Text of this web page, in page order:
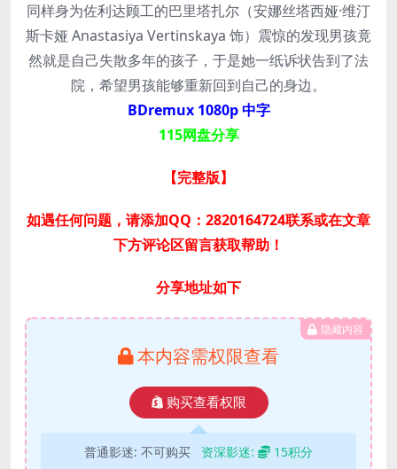
同样身为佐利达顾工的巴里塔扎尔（安娜丝塔西娅·维汀
斯卡娅 Anastasiya Vertinskaya 饰）震惊的发现男孩竟
然就是自己失散多年的孩子，于是她一纸诉状告到了法
院，希望男孩能够重新回到自己的身边。
BDremux 1080p 中字
115网盘分享
【完整版】
如遇任何问题，请添加QQ：2820164724联系或在文章
下方评论区留言获取帮助！
分享地址如下
隐藏内容
本内容需权限查看
购买查看权限
普通影迷: 不可购买 资深影迷:
15积分